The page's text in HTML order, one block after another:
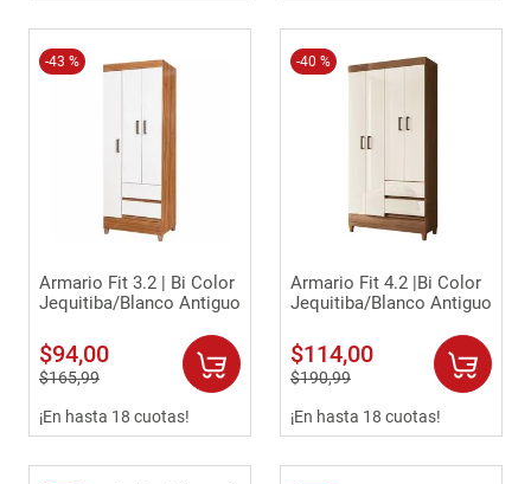
-43 %
Armario Fit 3.2 | Bi Color
Jequitiba/Blanco Antiguo
$94,00
$165,99
¡En hasta 18 cuotas!
-40 %
Armario Fit 4.2 |Bi Color
Jequitiba/Blanco Antiguo
$114,00
$190,99
¡En hasta 18 cuotas!